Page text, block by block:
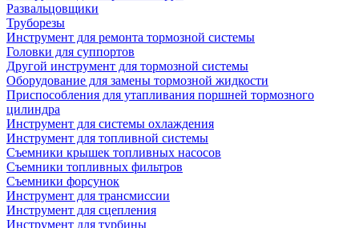
Развальцовщики
Труборезы
Инструмент для ремонта тормозной системы
Головки для суппортов
Другой инструмент для тормозной системы
Оборудование для замены тормозной жидкости
Приспособления для утапливания поршней тормозного
цилиндра
Инструмент для системы охлаждения
Инструмент для топливной системы
Съемники крышек топливных насосов
Съемники топливных фильтров
Съемники форсунок
Инструмент для трансмиссии
Инструмент для сцепления
Инструмент для турбины